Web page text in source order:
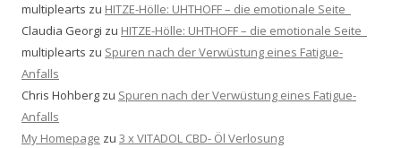
multiplearts zu HITZE-Hölle: UHTHOFF – die emotionale Seite
Claudia Georgi zu HITZE-Hölle: UHTHOFF – die emotionale Seite
multiplearts zu Spuren nach der Verwüstung eines Fatigue-
Anfalls
Chris Hohberg zu Spuren nach der Verwüstung eines Fatigue-
Anfalls
My Homepage zu 3 x VITADOL CBD- Öl Verlosung